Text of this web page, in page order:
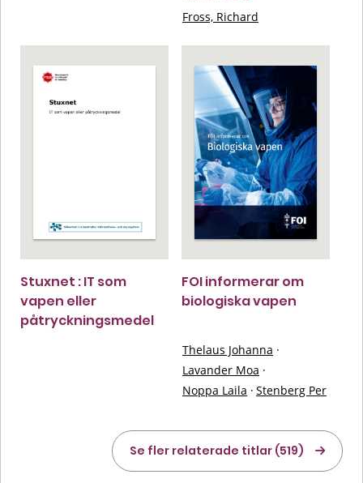
Fross, Richard
Stuxnet : IT som
vapen eller
påtryckningsmedel
FOI informerar om
biologiska vapen
Thelaus Johanna ·
Lavander Moa ·
Noppa Laila · Stenberg Per
Se fler relaterade titlar (519)